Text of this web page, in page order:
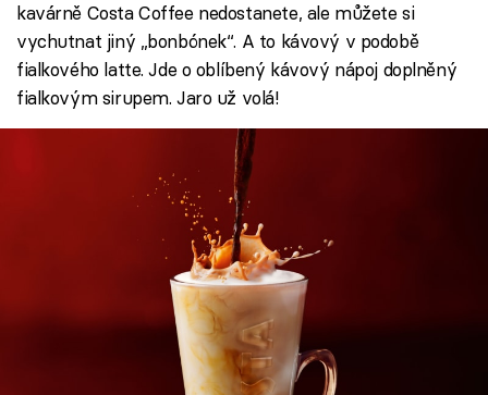
kavárně Costa Coffee nedostanete, ale můžete si
vychutnat jiný „bonbónek“. A to kávový v podobě
fialkového latte. Jde o oblíbený kávový nápoj doplněný
fialkovým sirupem. Jaro už volá!